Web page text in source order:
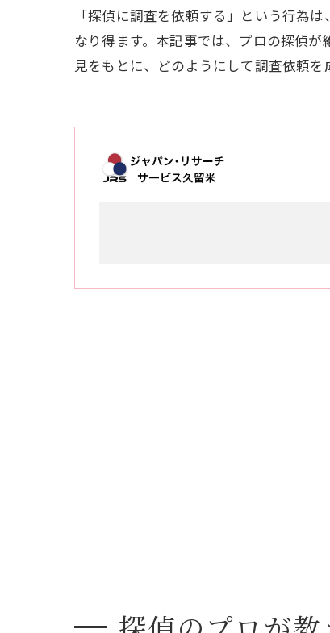
「探偵に調査を依頼する」という行為
なり得ます。本記事では、プロの探偵
見をもとに、どのようにして調査依頼を